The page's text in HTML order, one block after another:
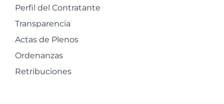
Perfil del Contratante
Transparencia
Actas de Plenos
Ordenanzas
Retribuciones